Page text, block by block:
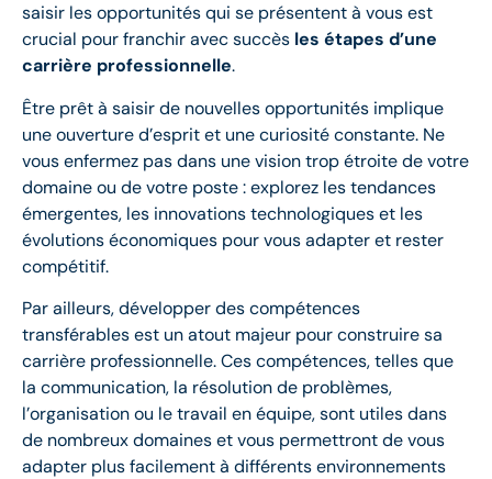
saisir les opportunités qui se présentent à vous est
crucial pour franchir avec succès les étapes d’une
carrière professionnelle.
Être prêt à saisir de nouvelles opportunités implique
une ouverture d’esprit et une curiosité constante. Ne
vous enfermez pas dans une vision trop étroite de votre
domaine ou de votre poste : explorez les tendances
émergentes, les innovations technologiques et les
évolutions économiques pour vous adapter et rester
compétitif.
Par ailleurs, développer des compétences
transférables est un atout majeur pour construire sa
carrière professionnelle. Ces compétences, telles que
la communication, la résolution de problèmes,
l’organisation ou le travail en équipe, sont utiles dans
de nombreux domaines et vous permettront de vous
adapter plus facilement à différents environnements